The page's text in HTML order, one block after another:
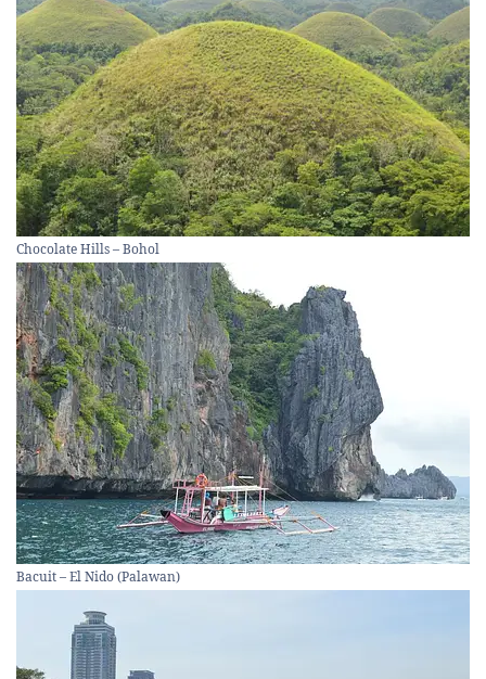
Chocolate Hills – Bohol
Bacuit – El Nido (Palawan)